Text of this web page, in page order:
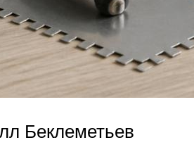
Беклеметьев